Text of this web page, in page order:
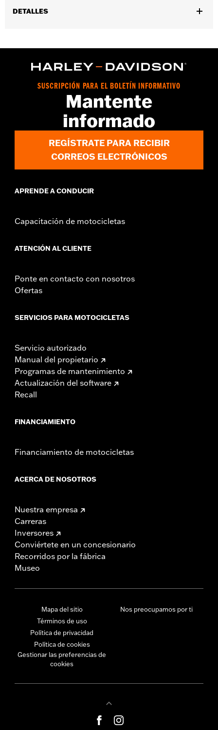
DETALLES
SUSCRIPCIÓN PARA EL BOLETÍN INFORMATIVO
Mantente
informado
REGÍSTRATE PARA RECIBIR
CORREOS ELECTRÓNICOS
APRENDE A CONDUCIR
Capacitación de motocicletas
ATENCIÓN AL CLIENTE
Ponte en contacto con nosotros
Ofertas
SERVICIOS PARA MOTOCICLETAS
Servicio autorizado
Manual del propietario
Programas de mantenimiento
Actualización del software
Recall
FINANCIAMIENTO
Financiamiento de motocicletas
ACERCA DE NOSOTROS
Nuestra empresa
Carreras
Inversores
Conviértete en un concesionario
Recorridos por la fábrica
Museo
Mapa del sitio
Términos de uso
Política de privacidad
Política de cookies
Gestionar las preferencias de
cookies
Nos preocupamos por ti